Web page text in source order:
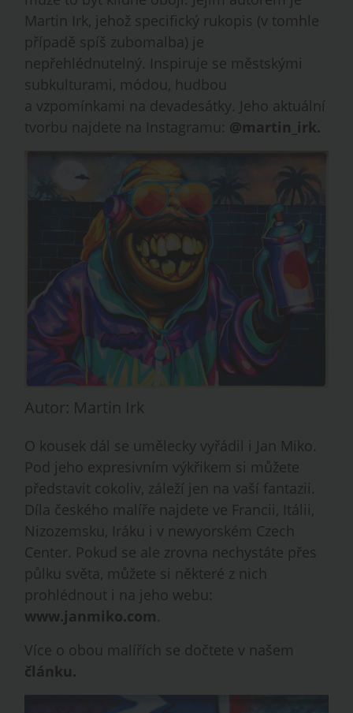
Martin Irk, jehož specifický rukopis (v tomhle
případě spíš zubomalba) je
nepřehlédnutelný. Inspiruje se městskými
subkulturami, módou, hudbou
a vzpomínkami na devadesátky. Jeho aktuální
tvorbu najdete na Instagramu: @martin_irk.
Autor: Martin Irk
O kousek dál se umělecky vyřádil i Jan Miko.
Pod jeho expresivním výkřikem si můžete
představit cokoliv, záleží jen na vaší fantazii.
Díla českého malíře najdete ve Francii, Itálii,
Nizozemsku, Iráku i v newyorském Czech
Center. Pokud se ale zrovna nechystáte přes
půlku světa, můžete si některé z nich
prohlédnout i na jeho webu:
www.janmiko.com.
Více o obou malířích se dočtete v našem
článku.